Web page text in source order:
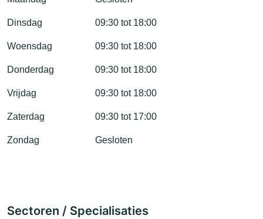
Dinsdag 09:30 tot 18:00
Woensdag 09:30 tot 18:00
Donderdag 09:30 tot 18:00
Vrijdag 09:30 tot 18:00
Zaterdag 09:30 tot 17:00
Zondag Gesloten
Sectoren / Specialisaties